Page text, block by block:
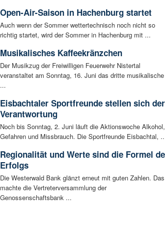
Open-Air-Saison in Hachenburg startet
Auch wenn der Sommer wettertechnisch noch nicht so
richtig startet, wird der Sommer in Hachenburg mit ...
Musikalisches Kaffeekränzchen
Der Musikzug der Freiwilligen Feuerwehr Nistertal
veranstaltet am Sonntag, 16. Juni das dritte musikalische
...
Eisbachtaler Sportfreunde stellen sich der
Verantwortung
Noch bis Sonntag, 2. Juni läuft die Aktionswoche Alkohol,
Gefahren und Missbrauch. Die Sportfreunde Eisbachtal,
Regionalität und Werte sind die Formel
Erfolgs
Die Westerwald Bank glänzt erneut mit guten Zahlen. Das
machte die Vertreterversammlung der
Genossenschaftsbank ...